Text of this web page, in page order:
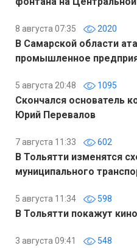
8 августа 07:35 2020
В Самарской области
промышленное
5 августа 20:48 1095
Скончался основатель
Юрий Перевалов
7 августа 11:33 602
В Тольятти изменятся
муниципального
5 августа 11:34 598
В Тольятти покажут
3 августа 09:41 548